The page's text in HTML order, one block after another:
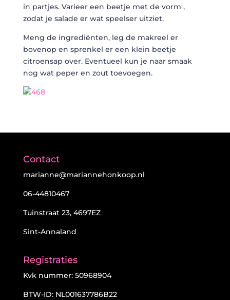
in partjes. Varieer een beetje met de vorm ,
zodat je salade er wat speelser uitziet.
Meng de ingrediënten, leg de makreel er
bovenop en sprenkel er een klein beetje
citroensap over. Eventueel kun je naar smaak
nog wat peper en zout toevoegen.
Contact
marianne@mariannehonkoop.nl
06-44810467
Tuinstraat 23, 4697EZ
Sint-Annaland
Registraties
Kvk nummer: 50968904
BTW-ID: NL001637786B22